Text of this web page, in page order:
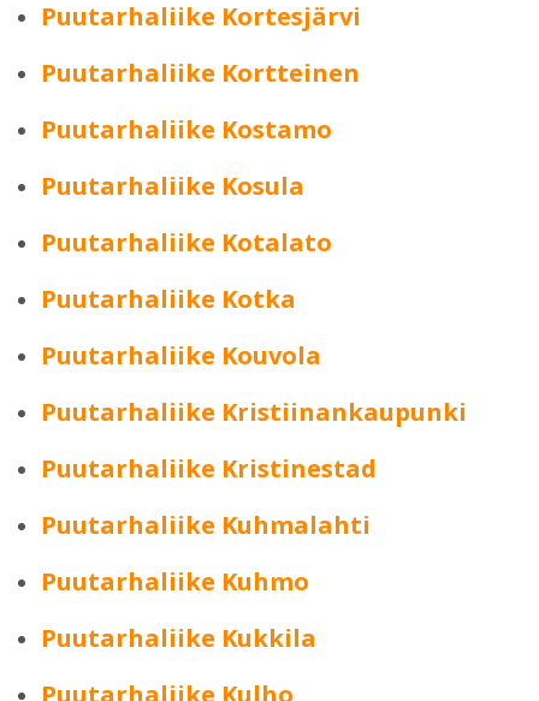
Puutarhaliike Kortesjärvi
Puutarhaliike Kortteinen
Puutarhaliike Kostamo
Puutarhaliike Kosula
Puutarhaliike Kotalato
Puutarhaliike Kotka
Puutarhaliike Kouvola
Puutarhaliike Kristiinankaupunki
Puutarhaliike Kristinestad
Puutarhaliike Kuhmalahti
Puutarhaliike Kuhmo
Puutarhaliike Kukkila
Puutarhaliike Kulho